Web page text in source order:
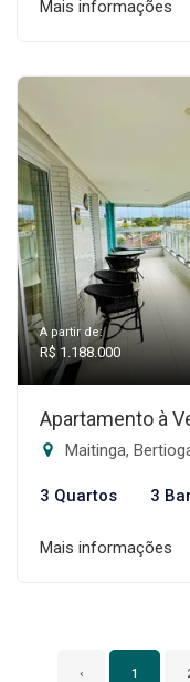
Mais informações
A partir de:
R$ 1.188.000
Apartamento à
Maitinga,
3 Quartos 3
Mais informações
‹ 1